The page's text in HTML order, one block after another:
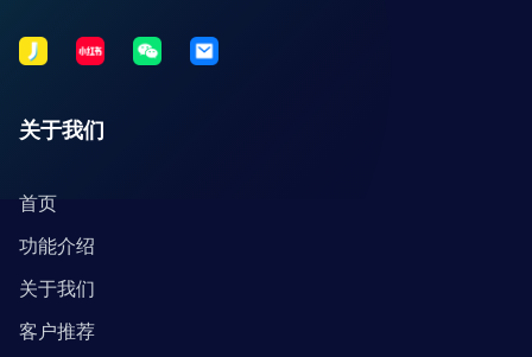
关于我们
首页
功能介绍
关于我们
客户推荐